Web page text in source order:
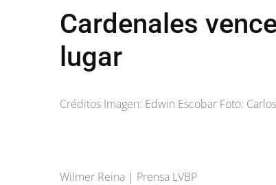
Cardenales
lugar
Créditos Imagen: Edwin Escobar Foto:
Wilmer Reina | Prensa LVBP